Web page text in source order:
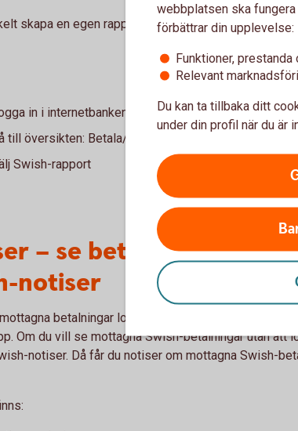
skapa en egen rapport för inkomna
in i internetbanken
till översikten: Betala/överföra – Swish – Swish
Swish-rapport
– se betalningar utan
notiser
betalningar loggar du i Internetbanken
Om du vill se mottagna Swish-betalningar utan att
notiser. Då får du notiser om mottagna Swish-
webbplatsen ska
förbättrar din upplevelse:
Funktioner,
Relevant
Du kan ta tillbaka ditt
under din profil när du är